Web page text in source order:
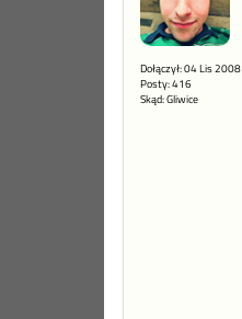
Dołączył: 04 Lis 2008
Posty: 416
Skąd: Gliwice